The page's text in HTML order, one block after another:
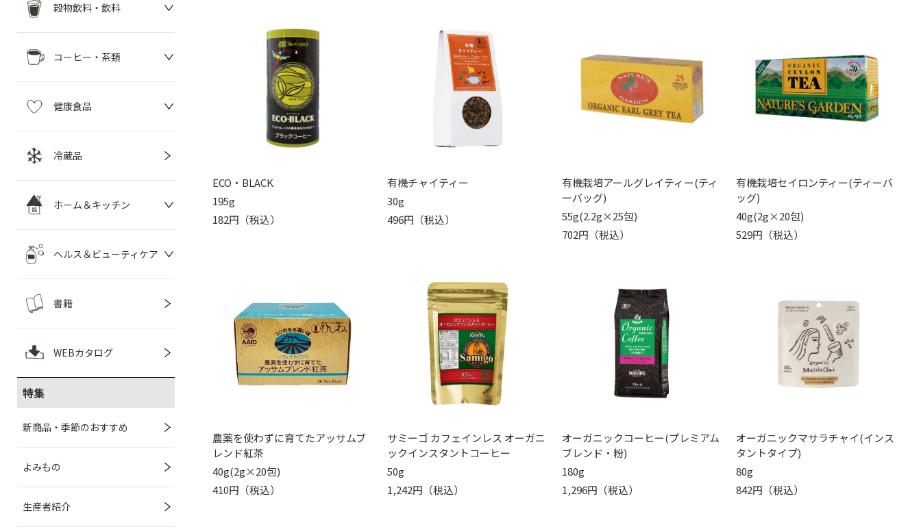
穀物飲料・飲料
コーヒー・茶類
健康食品
冷蔵品
ホーム＆キッチン
ヘルス＆ビューティケア
書籍
WEBカタログ
特集
新商品・季節のおすすめ
よみもの
生産者紹介
ECO・BLACK
195g
182円（税込）
有機チャイティー
30g
496円（税込）
有機栽培アールグレイティー(ティ
ーバッグ)
55g(2.2g×25包)
702円（税込）
有機栽培セイロンティー(ティーバ
ッグ)
40g(2g×20包)
529円（税込）
農薬を使わずに育てたアッサムブ
レンド紅茶
40g(2g×20包)
410円（税込）
サミーゴ カフェインレス オーガニ
ックインスタントコーヒー
50g
1,242円（税込）
オーガニックコーヒー(プレミアム
ブレンド・粉)
180g
1,296円（税込）
オーガニックマサラチャイ(インス
タントタイプ)
80g
842円（税込）